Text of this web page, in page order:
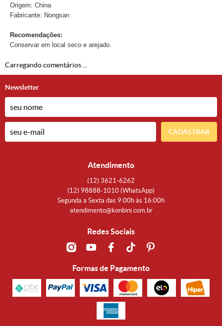
Origem: China
Fabricante: Nongsan
Recomendações:
Conservar em local seco e arejado.
Carregando comentários ...
Newsletter
CADASTRAR
Atendimento
(12) 3621-6262
(12) 98888-1010 (WhatsApp)
Segunda a Sexta das 9:00h às 16:00h
atendimento@konbini.com.br
Redes Sociais
Formas de Pagamento